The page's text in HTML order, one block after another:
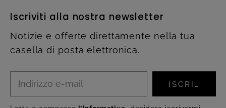
Iscriviti alla nostra newsletter
Notizie e offerte direttamente nella tua
casella di posta elettronica.
ISCRIVITI